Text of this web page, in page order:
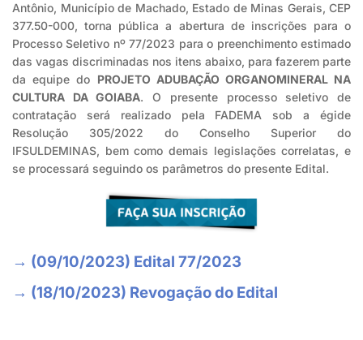
Antônio, Município de Machado, Estado de Minas Gerais, CEP
377.50-000, torna pública a abertura de inscrições para o
Processo Seletivo nº 77/2023 para o preenchimento estimado
das vagas discriminadas nos itens abaixo, para fazerem parte
da equipe do PROJETO ADUBAÇÃO ORGANOMINERAL NA
CULTURA DA GOIABA. O presente processo seletivo de
contratação será realizado pela FADEMA sob a égide
Resolução 305/2022 do Conselho Superior do
IFSULDEMINAS, bem como demais legislações correlatas, e
se processará seguindo os parâmetros do presente Edital.
→ (09/10/2023) Edital 77/2023
→ (18/10/2023) Revogação do Edital